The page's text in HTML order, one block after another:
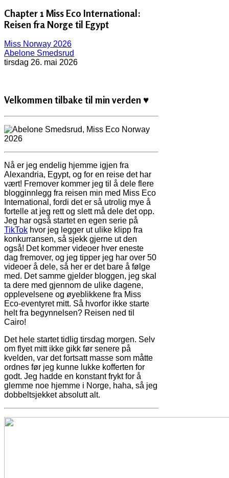
Chapter 1 Miss Eco International:
Reisen fra Norge til Egypt
Miss Norway 2026
Abelone Smedsrud
tirsdag 26. mai 2026
Velkommen tilbake til min verden ♥
Nå er jeg endelig hjemme igjen fra
Alexandria, Egypt, og for en reise det har
vært! Fremover kommer jeg til å dele flere
blogginnlegg fra reisen min med Miss Eco
International, fordi det er så utrolig mye å
fortelle at jeg rett og slett må dele det opp.
Jeg har også startet en egen serie på
TikTok hvor jeg legger ut ulike klipp fra
konkurransen, så sjekk gjerne ut den
også! Det kommer videoer hver eneste
dag fremover, og jeg tipper jeg har over 50
videoer å dele, så her er det bare å følge
med. Det samme gjelder bloggen, jeg skal
ta dere med gjennom de ulike dagene,
opplevelsene og øyeblikkene fra Miss
Eco-eventyret mitt. Så hvorfor ikke starte
helt fra begynnelsen? Reisen ned til
Cairo!
Det hele startet tidlig tirsdag morgen. Selv
om flyet mitt ikke gikk før senere på
kvelden, var det fortsatt masse som måtte
ordnes før jeg kunne lukke kofferten for
godt. Jeg hadde en konstant frykt for å
glemme noe hjemme i Norge, haha, så jeg
dobbeltsjekket absolutt alt.